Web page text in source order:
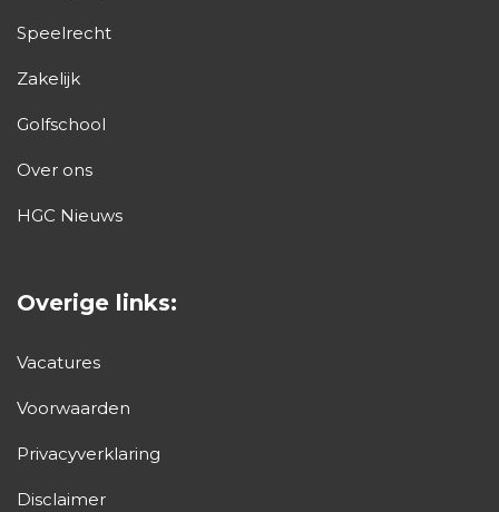
Speelrecht
Zakelijk
Golfschool
Over ons
HGC Nieuws
Overige links:
Vacatures
Voorwaarden
Privacyverklaring
Disclaimer